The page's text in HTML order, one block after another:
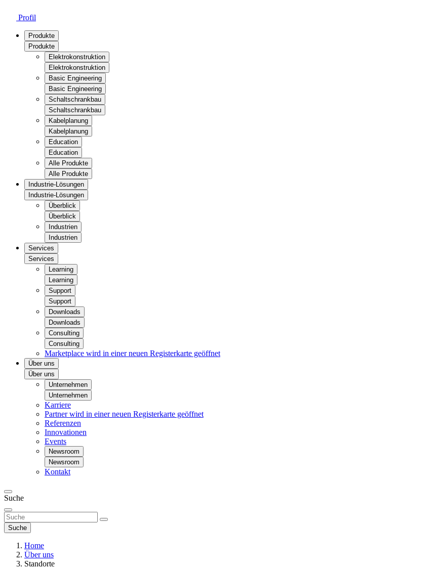
Profil
Produkte
Produkte
Elektrokonstruktion
Elektrokonstruktion
Basic Engineering
Basic Engineering
Schaltschrankbau
Schaltschrankbau
Kabelplanung
Kabelplanung
Education
Education
Alle Produkte
Alle Produkte
Industrie-Lösungen
Industrie-Lösungen
Überblick
Überblick
Industrien
Industrien
Services
Services
Learning
Learning
Support
Support
Downloads
Downloads
Consulting
Consulting
Marketplace wird in einer neuen Registerkarte geöffnet
Über uns
Über uns
Unternehmen
Unternehmen
Karriere
Partnerwird in einer neuen Registerkarte geöffnet
Referenzen
Innovationen
Events
Newsroom
Newsroom
Kontakt
Suche
Suche
Home
Über uns
Standorte